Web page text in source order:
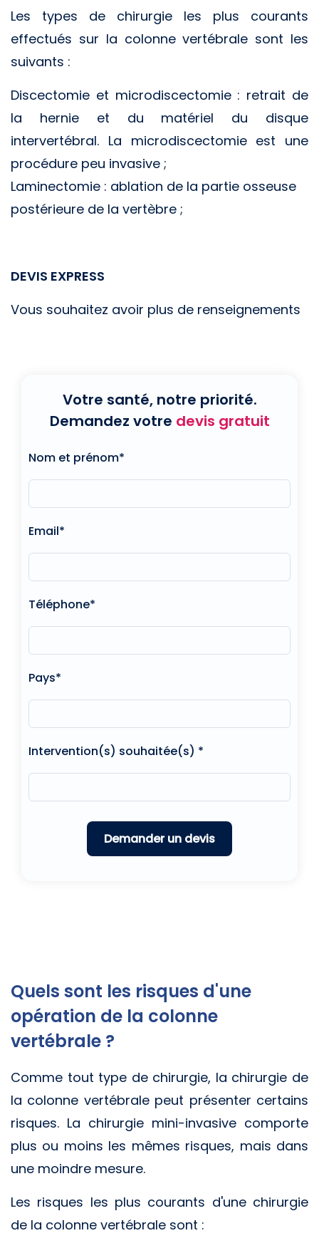
Les types de chirurgie les plus courants
effectués sur la colonne vertébrale sont les
suivants :
Discectomie et microdiscectomie : retrait de
la hernie et du matériel du disque
intervertébral. La microdiscectomie est une
procédure peu invasive ;
Laminectomie : ablation de la partie osseuse
postérieure de la vertèbre ;
DEVIS EXPRESS
Vous souhaitez avoir plus de renseignements
Votre santé, notre priorité.
Demandez votre devis gratuit
Nom et prénom*
Email*
Téléphone*
Pays*
Intervention(s) souhaitée(s) *
Quels sont les risques d'une
opération de la colonne
vertébrale ?
Comme tout type de chirurgie, la chirurgie de
la colonne vertébrale peut présenter certains
risques. La chirurgie mini-invasive comporte
plus ou moins les mêmes risques, mais dans
une moindre mesure.
Les risques les plus courants d'une chirurgie
de la colonne vertébrale sont :